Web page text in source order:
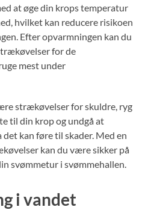
at øge din krops temperatur
hvilket kan reducere risikoen
Efter opvarmningen kan du
for de
mest under
strækøvelser for skuldre, ryg
til din krop og undgå at
kan føre til skader. Med en
kan du være sikker på
svømmetur i svømmehallen.
i vandet